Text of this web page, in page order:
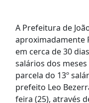
A Prefeitura de
aproximadamente
em cerca de 30
salários dos
parcela do 13º
prefeito Leo
feira (25), através